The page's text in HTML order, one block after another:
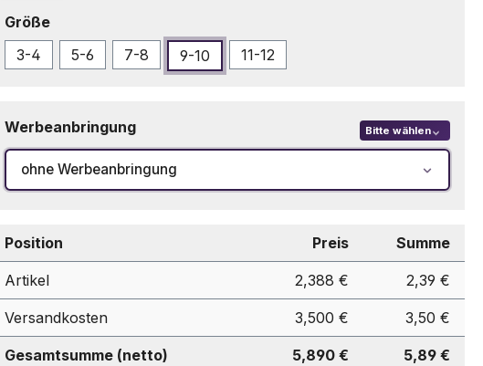
Größeauswählen
3-4
5-6 7-8 9-10 11-12
Werbeanbringung Bitte wählen
ohne Werbeanbringung
Position Preis Summe
Artikel 2,388 € 2,39 €
Versandkosten 3,500 € 3,50 €
Gesamtsumme (netto) 5,890 € 5,89 €